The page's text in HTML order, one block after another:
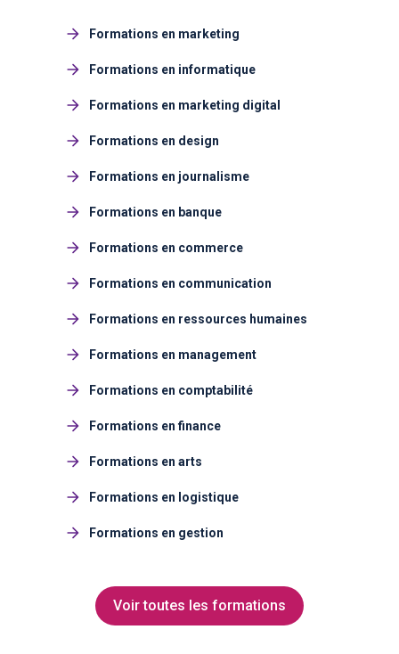
Formations en marketing
Formations en informatique
Formations en marketing digital
Formations en design
Formations en journalisme
Formations en banque
Formations en commerce
Formations en communication
Formations en ressources humaines
Formations en management
Formations en comptabilité
Formations en finance
Formations en arts
Formations en logistique
Formations en gestion
Voir toutes les formations